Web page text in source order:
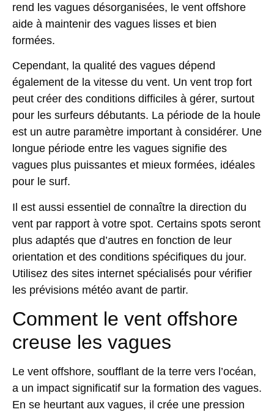
rend les vagues désorganisées, le vent offshore
aide à maintenir des vagues lisses et bien
formées.
Cependant, la qualité des vagues dépend
également de la vitesse du vent. Un vent trop fort
peut créer des conditions difficiles à gérer, surtout
pour les surfeurs débutants. La période de la houle
est un autre paramètre important à considérer. Une
longue période entre les vagues signifie des
vagues plus puissantes et mieux formées, idéales
pour le surf.
Il est aussi essentiel de connaître la direction du
vent par rapport à votre spot. Certains spots seront
plus adaptés que d’autres en fonction de leur
orientation et des conditions spécifiques du jour.
Utilisez des sites internet spécialisés pour vérifier
les prévisions météo avant de partir.
Comment le vent offshore
creuse les vagues
Le vent offshore, soufflant de la terre vers l’océan,
a un impact significatif sur la formation des vagues.
En se heurtant aux vagues, il crée une pression